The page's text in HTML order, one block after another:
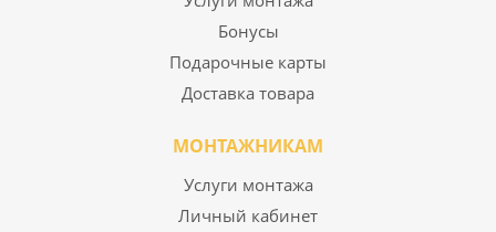
Бонусы
Подарочные карты
Доставка товара
МОНТАЖНИКАМ
Услуги монтажа
Личный кабинет